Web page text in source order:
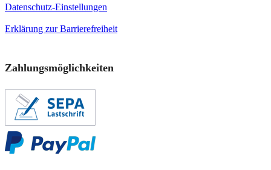
Datenschutz-Einstellungen
Erklärung zur Barrierefreiheit
Zahlungsmöglichkeiten